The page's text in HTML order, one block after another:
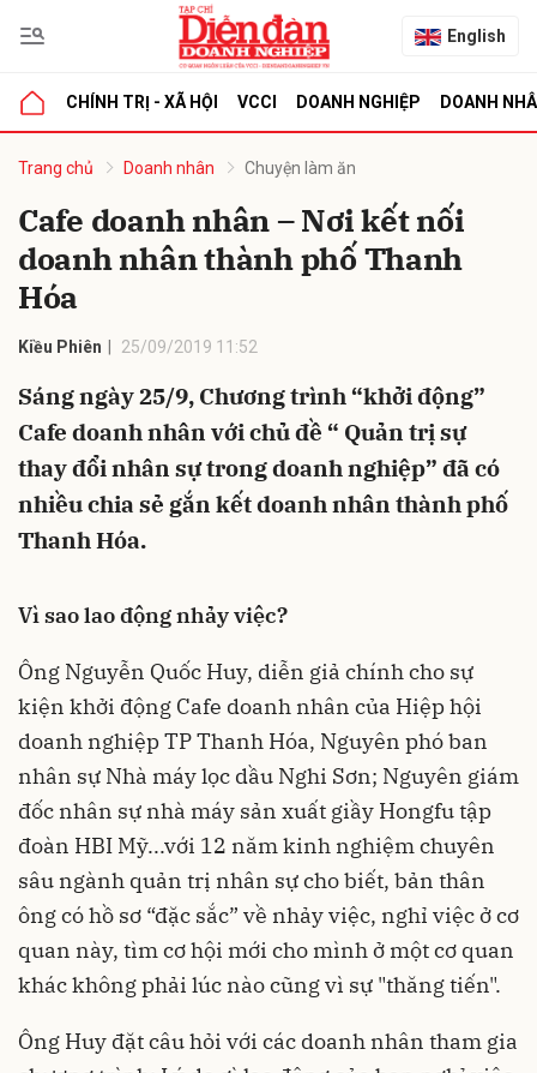
English
CHÍNH TRỊ - XÃ HỘI VCCI DOANH NGHIỆP DOANH
Trang chủ Doanh nhân Chuyện làm ăn
Cafe doanh nhân – Nơi kết nối
doanh nhân thành phố Thanh
Hóa
Kiều Phiên 25/09/2019 11:52
Sáng ngày 25/9, Chương trình “khởi động”
Cafe doanh nhân với chủ đề “ Quản trị sự
thay đổi nhân sự trong doanh nghiệp” đã có
nhiều chia sẻ gắn kết doanh nhân thành phố
Thanh Hóa.
Vì sao lao động nhảy việc?
Ông Nguyễn Quốc Huy, diễn giả chính cho sự
kiện khởi động Cafe doanh nhân của Hiệp hội
doanh nghiệp TP Thanh Hóa, Nguyên phó ban
nhân sự Nhà máy lọc dầu Nghi Sơn; Nguyên giám
đốc nhân sự nhà máy sản xuất giầy Hongfu tập
đoàn HBI Mỹ...với 12 năm kinh nghiệm chuyên
sâu ngành quản trị nhân sự cho biết, bản thân
ông có hồ sơ “đặc sắc” về nhảy việc, nghỉ việc ở cơ
quan này, tìm cơ hội mới cho mình ở một cơ quan
khác không phải lúc nào cũng vì sự "thăng tiến".
Ông Huy đặt câu hỏi với các doanh nhân tham gia
luận
Hủy